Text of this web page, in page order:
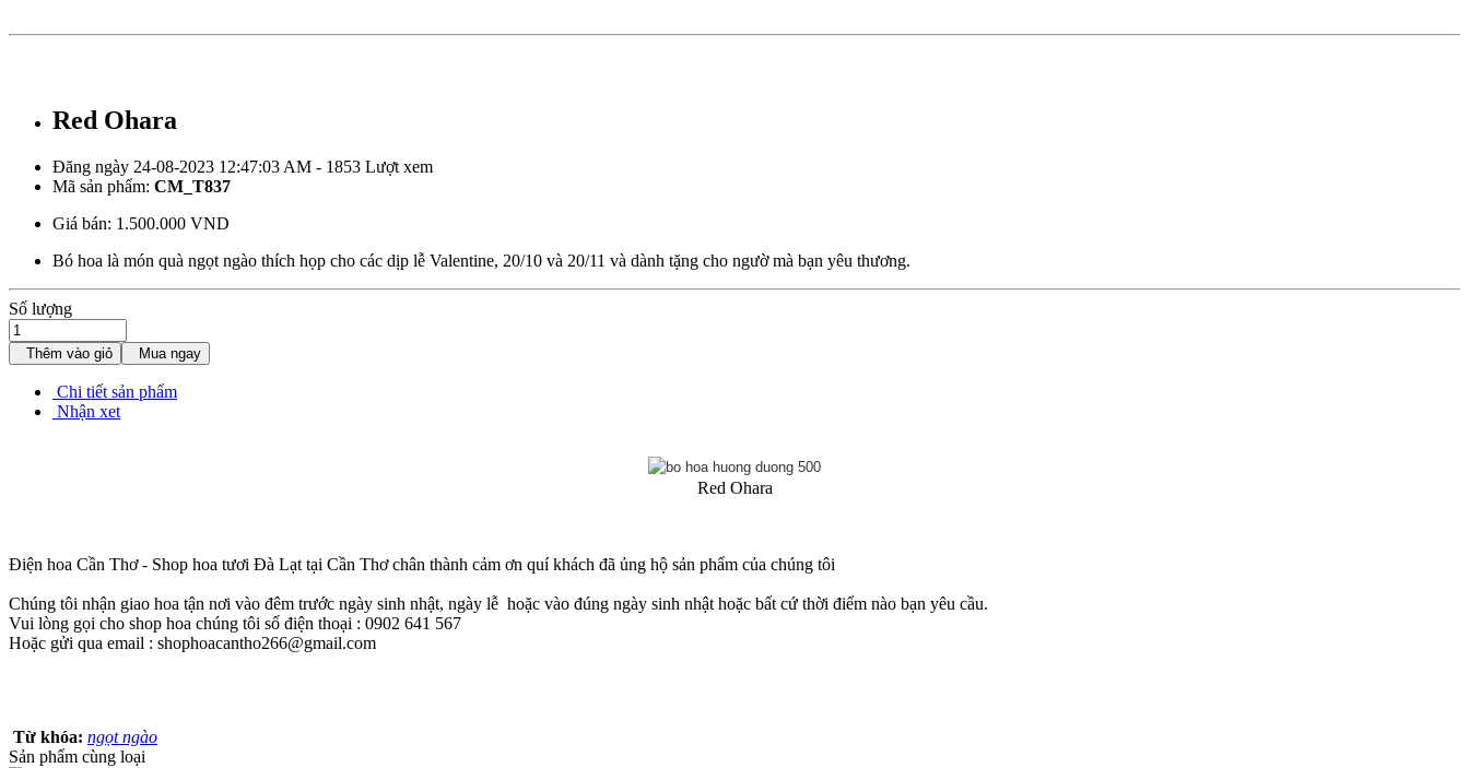
Red Ohara
Đăng ngày 24-08-2023 12:47:03 AM - 1853 Lượt xem
Mã sản phẩm: CM_T837
Giá bán: 1.500.000 VND
Bó hoa là món quà ngọt ngào thích họp cho các dịp lễ Valentine, 20/10 và 20/11 và dành tặng cho ngườ mà bạn yêu thương.
Số lượng
Thêm vào giỏ Mua ngay
Chi tiết sản phẩm
Nhận xet
Red Ohara
Điện hoa Cần Thơ - Shop hoa tươi Đà Lạt tại Cần Thơ chân thành cảm ơn quí khách đã ủng hộ sản phẩm của chúng tôi
Chúng tôi nhận giao hoa tận nơi vào đêm trước ngày sinh nhật, ngày lễ hoặc vào đúng ngày sinh nhật hoặc bất cứ thời điểm nào bạn yêu cầu.
Vui lòng gọi cho shop hoa chúng tôi số điện thoại : 0902 641 567
Hoặc gửi qua email : shophoacantho266@gmail.com
Từ khóa: ngọt ngào
Sản phẩm cùng loại